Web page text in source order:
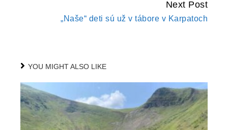
Next Post
„Naše“ deti sú už v tábore v Karpatoch
YOU MIGHT ALSO LIKE